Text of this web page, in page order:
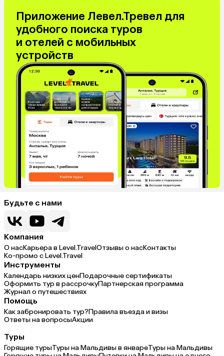
Приложение Левел.Тревел для
удобного поиска туров
и отелей с мобильных
устройств
Будьте с нами
Компания
О насКарьера в Level.TravelОтзывы о насКонтакты
Ко-промо с Level.Travel
Инструменты
Календарь низких ценПодарочные сертификаты
Оформить тур в рассрочкуПартнерская программа
Журнал о путешествиях
Помощь
Как забронировать тур?Правила въезда и визы
Ответы на вопросыАкции
Туры
Горящие турыТуры на Мальдивы в январеТуры на Мальдивы